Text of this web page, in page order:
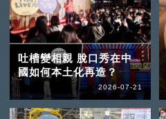
吐槽變相親 脫口秀在中
國如何本土化再造？
2026-07-21